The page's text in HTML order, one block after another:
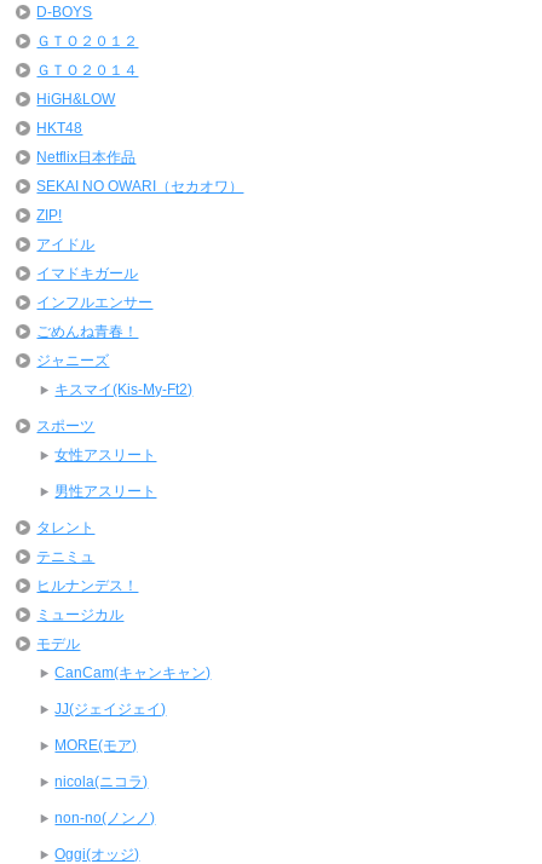
D-BOYS
ＧＴＯ２０１２
ＧＴＯ２０１４
HiGH&LOW
HKT48
Netflix日本作品
SEKAI NO OWARI（セカオワ）
ZIP!
アイドル
イマドキガール
インフルエンサー
ごめんね青春！
ジャニーズ
キスマイ(Kis-My-Ft2)
スポーツ
女性アスリート
男性アスリート
タレント
テニミュ
ヒルナンデス！
ミュージカル
モデル
CanCam(キャンキャン)
JJ(ジェイジェイ)
MORE(モア)
nicola(ニコラ)
non-no(ノンノ)
Oggi(オッジ)